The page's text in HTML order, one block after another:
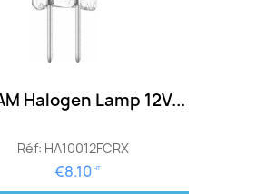
Halogen Lamp 12V...
Réf: HA10012FCRX
€8.10 HT